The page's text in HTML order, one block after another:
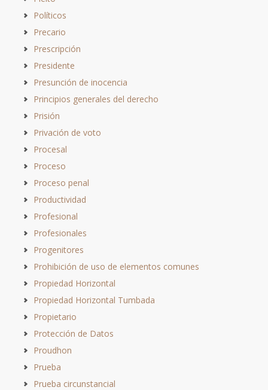
Políticos
Precario
Prescripción
Presidente
Presunción de inocencia
Principios generales del derecho
Prisión
Privación de voto
Procesal
Proceso
Proceso penal
Productividad
Profesional
Profesionales
Progenitores
Prohibición de uso de elementos comunes
Propiedad Horizontal
Propiedad Horizontal Tumbada
Propietario
Protección de Datos
Proudhon
Prueba
Prueba circunstancial